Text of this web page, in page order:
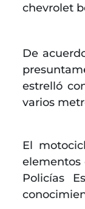
chevrolet
De
estrelló
varios
El
elementos
Policías